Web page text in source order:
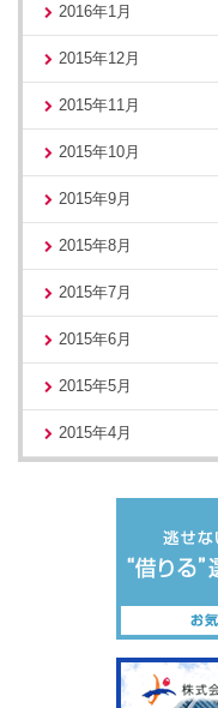
2016年1月
2015年12月
2015年11月
2015年10月
2015年9月
2015年8月
2015年7月
2015年6月
2015年5月
2015年4月